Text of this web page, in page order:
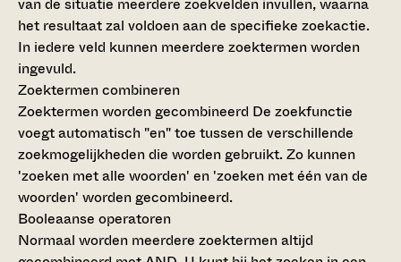
het resultaat zal voldoen aan de specifieke zoekactie.
In iedere veld kunnen meerdere zoektermen worden
ingevuld.
Zoektermen combineren
Zoektermen worden gecombineerd De zoekfunctie
voegt automatisch "en" toe tussen de verschillende
zoekmogelijkheden die worden gebruikt. Zo kunnen
'zoeken met alle woorden' en 'zoeken met één van de
woorden' worden gecombineerd.
Booleaanse operatoren
Normaal worden meerdere zoektermen altijd